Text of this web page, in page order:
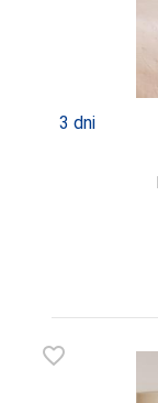
3 dni
favorite_border